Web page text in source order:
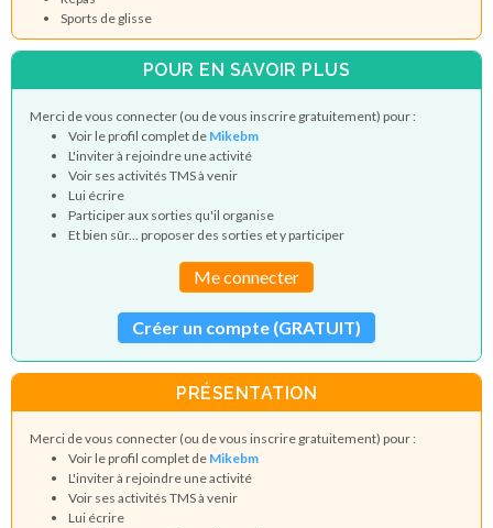
Sports de glisse
POUR EN SAVOIR PLUS
Merci de vous connecter (ou de vous inscrire gratuitement) pour :
Voir le profil complet de Mikebm
L'inviter à rejoindre une activité
Voir ses activités TMS à venir
Lui écrire
Participer aux sorties qu'il organise
Et bien sûr... proposer des sorties et y participer
Me connecter
Créer un compte (GRATUIT)
PRÉSENTATION
Merci de vous connecter (ou de vous inscrire gratuitement) pour :
Voir le profil complet de Mikebm
L'inviter à rejoindre une activité
Voir ses activités TMS à venir
Lui écrire